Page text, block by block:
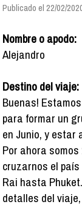
Publicado el 22/02/
Nombre o apodo:
Alejandro
Destino del viaje:
Buenas!
para formar un
en Junio, y estar
Por ahora
cruzarnos el
Rai hasta
detalles del